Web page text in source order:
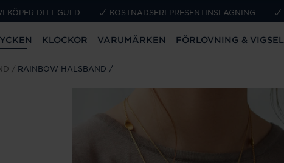
KÖPER DITT GULD KOSTNADSFRI PRESENTINSLAGNING
KLOCKOR VARUMÄRKEN FÖRLOVNING & VIGSEL
RAINBOW HALSBAND